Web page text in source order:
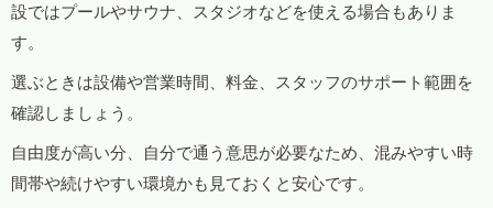
設ではプールやサウナ、スタジオなどを使える場合もありま
す。
選ぶときは設備や営業時間、料金、スタッフのサポート範囲を
確認しましょう。
自由度が高い分、自分で通う意思が必要なため、混みやすい時
間帯や続けやすい環境かも見ておくと安心です。